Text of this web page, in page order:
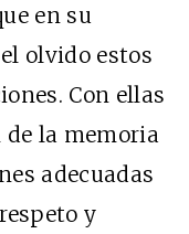
en su
olvido estos
Con ellas
la memoria
adecuadas
y